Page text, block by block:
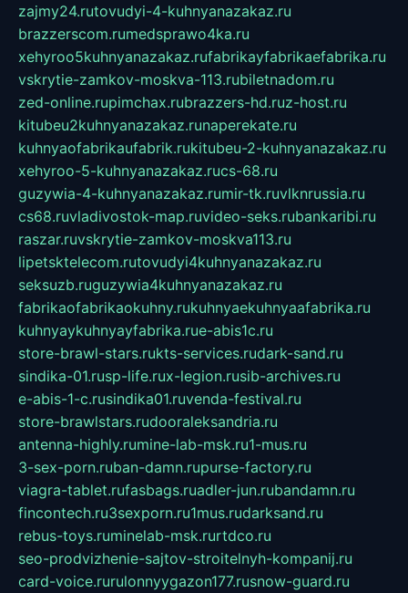
zajmy24.rutovudyi-4-kuhnyanazakaz.ru
brazzerscom.rumedsprawo4ka.ru
xehyroo5kuhnyanazakaz.rufabrikayfabrikaefabrika.ru
vskrytie-zamkov-moskva-113.rubiletnadom.ru
zed-online.rupimchax.rubrazzers-hd.ruz-host.ru
kitubeu2kuhnyanazakaz.runaperekate.ru
kuhnyaofabrikaufabrik.rukitubeu-2-kuhnyanazakaz.ru
xehyroo-5-kuhnyanazakaz.rucs-68.ru
guzywia-4-kuhnyanazakaz.rumir-tk.ruvlknrussia.ru
cs68.ruvladivostok-map.ruvideo-seks.rubankaribi.ru
raszar.ruvskrytie-zamkov-moskva113.ru
lipetsktelecom.rutovudyi4kuhnyanazakaz.ru
seksuzb.ruguzywia4kuhnyanazakaz.ru
fabrikaofabrikaokuhny.rukuhnyaekuhnyaafabrika.ru
kuhnyaykuhnyayfabrika.rue-abis1c.ru
store-brawl-stars.rukts-services.rudark-sand.ru
sindika-01.rusp-life.rux-legion.rusib-archives.ru
e-abis-1-c.rusindika01.ruvenda-festival.ru
store-brawlstars.rudooraleksandria.ru
antenna-highly.rumine-lab-msk.ru1-mus.ru
3-sex-porn.ruban-damn.rupurse-factory.ru
viagra-tablet.rufasbags.ruadler-jun.rubandamn.ru
fincontech.ru3sexporn.ru1mus.rudarksand.ru
rebus-toys.ruminelab-msk.rurtdco.ru
seo-prodvizhenie-sajtov-stroitelnyh-kompanij.ru
card-voice.rurulonnyygazon177.rusnow-guard.ru